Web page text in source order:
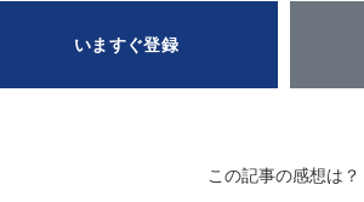
いますぐ登録
この記事の感想は？